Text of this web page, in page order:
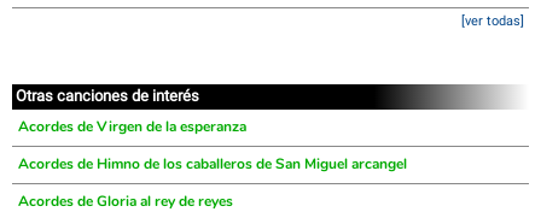
[ver todas]
Otras canciones de interés
Acordes de Virgen de la esperanza
Acordes de Himno de los caballeros de San Miguel arcangel
Acordes de Gloria al rey de reyes